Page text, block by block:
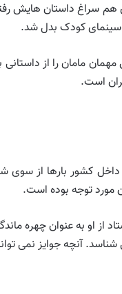
هم سراغ داستان هایش
کودک بدل شد.
مامان را از
است.
داخل کشور بارها از سوی
مورد توجه بوده است.
از او به عنوان چهره
آنچه جوایز نمی